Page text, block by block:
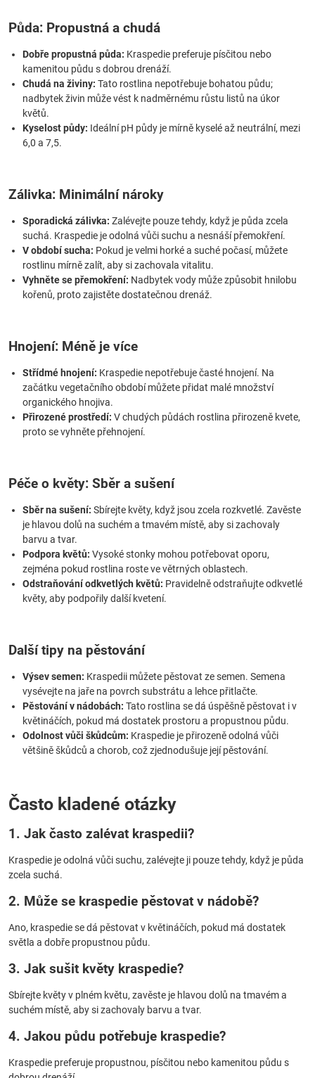
Půda: Propustná a chudá
Dobře propustná půda: Kraspedie preferuje písčitou nebo
kamenitou půdu s dobrou drenáží.
Chudá na živiny: Tato rostlina nepotřebuje bohatou půdu;
nadbytek živin může vést k nadměrnému růstu listů na úkor
květů.
Kyselost půdy: Ideální pH půdy je mírně kyselé až neutrální, mezi
6,0 a 7,5.
Zálivka: Minimální nároky
Sporadická zálivka: Zalévejte pouze tehdy, když je půda zcela
suchá. Kraspedie je odolná vůči suchu a nesnáší přemokření.
V období sucha: Pokud je velmi horké a suché počasí, můžete
rostlinu mírně zalít, aby si zachovala vitalitu.
Vyhněte se přemokření: Nadbytek vody může způsobit hnilobu
kořenů, proto zajistěte dostatečnou drenáž.
Hnojení: Méně je více
Střídmé hnojení: Kraspedie nepotřebuje časté hnojení. Na
začátku vegetačního období můžete přidat malé množství
organického hnojiva.
Přirozené prostředí: V chudých půdách rostlina přirozeně kvete,
proto se vyhněte přehnojení.
Péče o květy: Sběr a sušení
Sběr na sušení: Sbírejte květy, když jsou zcela rozkvetlé. Zavěste
je hlavou dolů na suchém a tmavém místě, aby si zachovaly
barvu a tvar.
Podpora květů: Vysoké stonky mohou potřebovat oporu,
zejména pokud rostlina roste ve větrných oblastech.
Odstraňování odkvetlých květů: Pravidelně odstraňujte odkvetlé
květy, aby podpořily další kvetení.
Další tipy na pěstování
Výsev semen: Kraspedii můžete pěstovat ze semen. Semena
vysévejte na jaře na povrch substrátu a lehce přitlačte.
Pěstování v nádobách: Tato rostlina se dá úspěšně pěstovat i v
květináčích, pokud má dostatek prostoru a propustnou půdu.
Odolnost vůči škůdcům: Kraspedie je přirozeně odolná vůči
většině škůdců a chorob, což zjednodušuje její pěstování.
Často kladené otázky
1. Jak často zalévat kraspedii?
Kraspedie je odolná vůči suchu, zalévejte ji pouze tehdy, když je půda
zcela suchá.
2. Může se kraspedie pěstovat v nádobě?
Ano, kraspedie se dá pěstovat v květináčích, pokud má dostatek
světla a dobře propustnou půdu.
3. Jak sušit květy kraspedie?
Sbírejte květy v plném květu, zavěste je hlavou dolů na tmavém a
suchém místě, aby si zachovaly barvu a tvar.
4. Jakou půdu potřebuje kraspedie?
Kraspedie preferuje propustnou, písčitou nebo kamenitou půdu s